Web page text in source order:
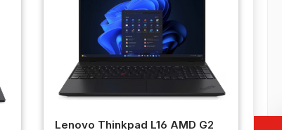
Lenovo Thinkpad L16 AMD G2